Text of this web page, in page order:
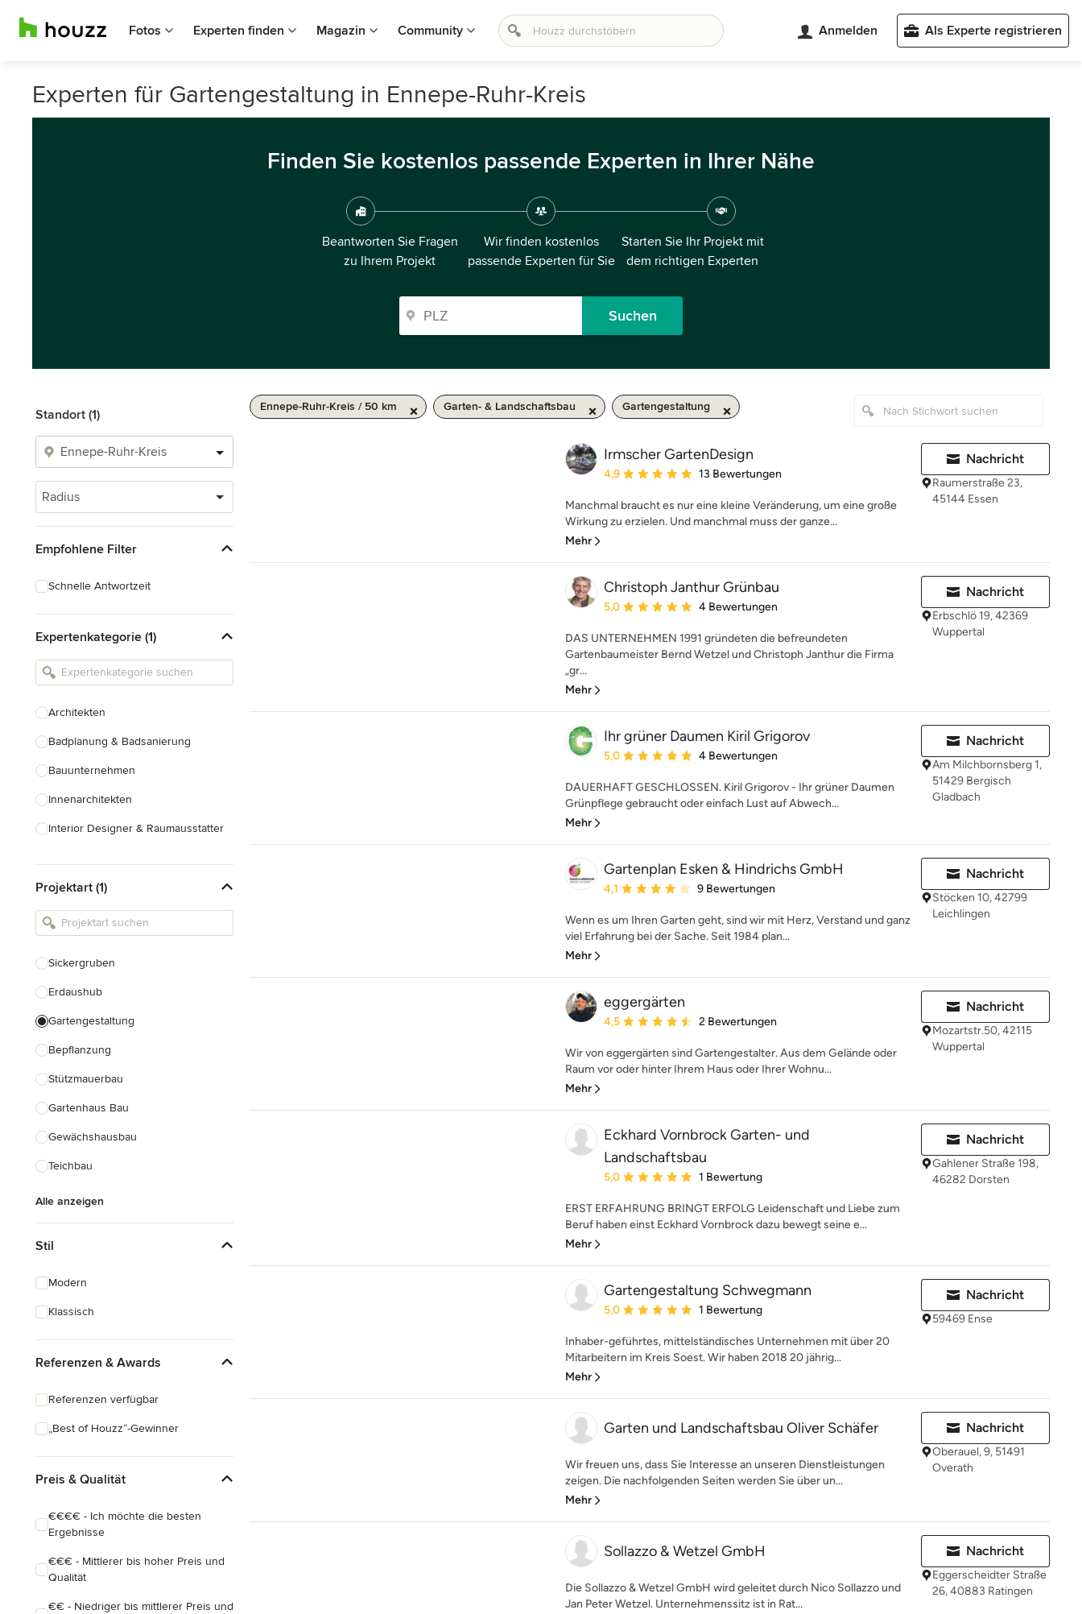
Fotos Experten finden Magazin Community Anmelden Als Experte registrieren
Experten für Gartengestaltung in Ennepe-Ruhr-Kreis
Finden Sie kostenlos passende Experten in Ihrer Nähe
Beantworten Sie Fragen
zu Ihrem Projekt
Wir finden kostenlos
passende Experten für Sie
Starten Sie Ihr Projekt mit
dem richtigen Experten
Suchen
Standort (1)
Radius
Empfohlene Filter
Schnelle Antwortzeit
Expertenkategorie (1)
Architekten
Badplanung & Badsanierung
Bauunternehmen
Innenarchitekten
Interior Designer & Raumausstatter
Landschaftsarchitekten
Armaturen & Sanitärbedarf
Einbauschränke
Projektart (1)
Sickergruben
Erdaushub
Gartengestaltung
Bepflanzung
Stützmauerbau
Gartenhaus Bau
Gewächshausbau
Teichbau
Alle anzeigen
Stil
Modern
Klassisch
Referenzen & Awards
Referenzen verfügbar
„Best of Houzz“-Gewinner
Preis & Qualität
€€€€ - Ich möchte die besten
Ergebnisse
€€€ - Mittlerer bis hoher Preis und
Qualität
€€ - Niedriger bis mittlerer Preis und
Ennepe-Ruhr-Kreis / 50 km Garten- & Landschaftsbau Gartengestaltung
Irmscher GartenDesign
Durchschnittliche Bewertung: 4.9 von 5 Sternen
4,9 13 Bewertungen
Manchmal braucht es nur eine kleine Veränderung, um eine große
Wirkung zu erzielen. Und manchmal muss der ganze...
Mehr
Nachricht
Raumerstraße 23,
45144 Essen
Christoph Janthur Grünbau
Durchschnittliche Bewertung: 5 von 5 Sternen
5,0 4 Bewertungen
DAS UNTERNEHMEN 1991 gründeten die befreundeten
Gartenbaumeister Bernd Wetzel und Christoph Janthur die Firma
„gr...
Mehr
Nachricht
Erbschlö 19, 42369
Wuppertal
Ihr grüner Daumen Kiril Grigorov
Durchschnittliche Bewertung: 5 von 5 Sternen
5,0 4 Bewertungen
DAUERHAFT GESCHLOSSEN. Kiril Grigorov - Ihr grüner Daumen
Grünpflege gebraucht oder einfach Lust auf Abwech...
Mehr
Nachricht
Am Milchbornsberg 1,
51429 Bergisch
Gladbach
Gartenplan Esken & Hindrichs GmbH
Durchschnittliche Bewertung: 4.1 von 5 Sternen
4,1 9 Bewertungen
Wenn es um Ihren Garten geht, sind wir mit Herz, Verstand und ganz
viel Erfahrung bei der Sache. Seit 1984 plan...
Mehr
Nachricht
Stöcken 10, 42799
Leichlingen
eggergärten
Durchschnittliche Bewertung: 4.5 von 5 Sternen
4,5 2 Bewertungen
Wir von eggergärten sind Gartengestalter. Aus dem Gelände oder
Raum vor oder hinter Ihrem Haus oder Ihrer Wohnu...
Mehr
Nachricht
Mozartstr.50, 42115
Wuppertal
Eckhard Vornbrock Garten- und
Landschaftsbau
Durchschnittliche Bewertung: 5 von 5 Sternen
5,0 1 Bewertung
ERST ERFAHRUNG BRINGT ERFOLG Leidenschaft und Liebe zum
Beruf haben einst Eckhard Vornbrock dazu bewegt seine e...
Mehr
Nachricht
Gahlener Straße 198,
46282 Dorsten
Gartengestaltung Schwegmann
Durchschnittliche Bewertung: 5 von 5 Sternen
5,0 1 Bewertung
Inhaber-geführtes, mittelständisches Unternehmen mit über 20
Mitarbeitern im Kreis Soest. Wir haben 2018 20 jährig...
Mehr
Nachricht
59469 Ense
Garten und Landschaftsbau Oliver Schäfer
Wir freuen uns, dass Sie Interesse an unseren Dienstleistungen
zeigen. Die nachfolgenden Seiten werden Sie über un...
Mehr
Nachricht
Oberauel, 9, 51491
Overath
Sollazzo & Wetzel GmbH
Die Sollazzo & Wetzel GmbH wird geleitet durch Nico Sollazzo und
Jan Peter Wetzel. Unternehmenssitz ist in Rat...
Nachricht
Eggerscheidter Straße
26, 40883 Ratingen